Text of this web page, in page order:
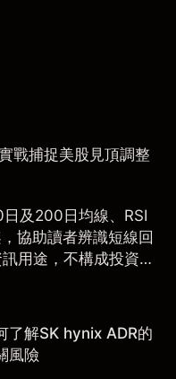
戰捕捉美股見頂調整
及200日均線、RSI
協助讀者辨識短線回
用途，不構成投資研
了解SK hynix ADR的
風險